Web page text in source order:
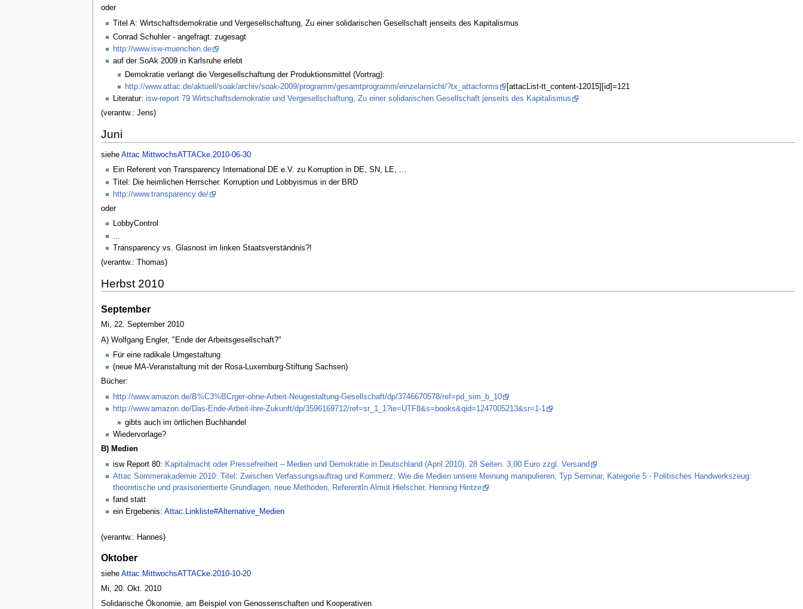
oder
Titel A: Wirtschaftsdemokratie und Vergesellschaftung, Zu einer solidarischen Gesellschaft jenseits des Kapitalismus
Conrad Schuhler - angefragt: zugesagt
http://www.isw-muenchen.de
auf der SoAk 2009 in Karlsruhe erlebt
Demokratie verlangt die Vergesellschaftung der Produktionsmittel (Vortrag):
http://www.attac.de/aktuell/soak/archiv/soak-2009/programm/gesamtprogramm/einzelansicht/?tx_attacforms
[attacList-tt_content-12015][id]=121
Literatur: isw-report 79 Wirtschaftsdemokratie und Vergesellschaftung, Zu einer solidarischen Gesellschaft jenseits des Kapitalismus
(verantw.: Jens)
Juni
siehe Attac.MittwochsATTACke.2010-06-30
Ein Referent von Transparency International DE e.V. zu Korruption in DE, SN, LE, ...
Titel: Die heimlichen Herrscher. Korruption und Lobbyismus in der BRD
http://www.transparency.de/
oder
LobbyControl
Transparency vs. Glasnost im linken Staatsverständnis?!
(verantw.: Thomas)
Herbst 2010
September
Mi, 22. September 2010
A) Wolfgang Engler, "Ende der Arbeitsgesellschaft?"
Für eine radikale Umgestaltung
(neue MA-Veranstaltung mit der Rosa-Luxemburg-Stiftung Sachsen)
Bücher:
http://www.amazon.de/B%C3%BCrger-ohne-Arbeit-Neugestaltung-Gesellschaft/dp/3746670578/ref=pd_sim_b_10
http://www.amazon.de/Das-Ende-Arbeit-ihre-Zukunft/dp/3596169712/ref=sr_1_1?ie=UTF8&s=books&qid=1247005213&sr=1-1
gibts auch im örtlichen Buchhandel
Wiedervorlage?
B) Medien
isw Report 80: Kapitalmacht oder Pressefreiheit – Medien und Demokratie in Deutschland (April 2010), 28 Seiten. 3,00 Euro zzgl. Versand
Attac Sommerakademie 2010: Titel: Zwischen Verfassungsauftrag und Kommerz: Wie die Medien unsere Meinung manipulieren, Typ Seminar, Kategorie 5 - Politisches Handwerkszeug:
theoretische und praxisorientierte Grundlagen, neue Methoden, ReferentIn Almut Hielscher, Henning Hintze
fand statt
ein Ergebenis: Attac.Linkliste#Alternative_Medien
(verantw.: Hannes)
Oktober
siehe Attac.MittwochsATTACke.2010-10-20
Mi, 20. Okt. 2010
Solidarische Ökonomie, am Beispiel von Genossenschaften und Kooperativen